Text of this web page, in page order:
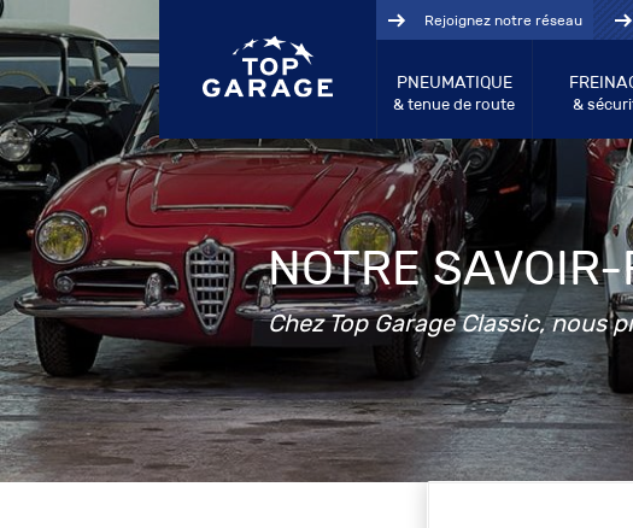
Rejoignez notre réseau
PNEUMATIQUE
& tenue de route &
NOTRE
Chez Top Garage Classic, nous